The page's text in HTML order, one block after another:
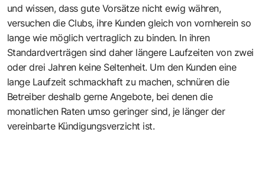
und wissen, dass gute Vorsätze nicht ewig währen,
versuchen die Clubs, ihre Kunden gleich von vornherein so
lange wie möglich vertraglich zu binden. In ihren
Standardverträgen sind daher längere Laufzeiten von zwei
oder drei Jahren keine Seltenheit. Um den Kunden eine
lange Laufzeit schmackhaft zu machen, schnüren die
Betreiber deshalb gerne Angebote, bei denen die
monatlichen Raten umso geringer sind, je länger der
vereinbarte Kündigungsverzicht ist.